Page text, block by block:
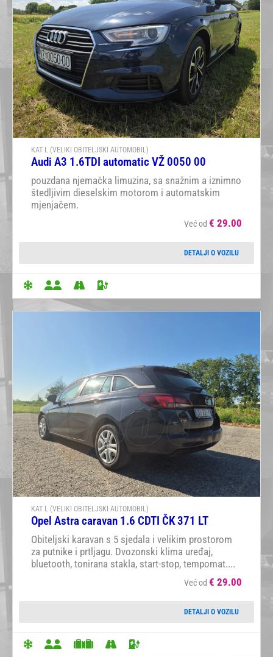
KAT L (VELIKI OBITELJSKI AUTOMOBIL)
Audi A3 1.6TDI automatic VŽ 0050 00
pouzdana njemačka limuzina, sa snažnim a iznimno
štedljivim dieselskim motorom i automatskim
mjenjačem.
Već od € 29.00
DETALJI O VOZILU
KAT L (VELIKI OBITELJSKI AUTOMOBIL)
Opel Astra caravan 1.6 CDTI ČK 371 LT
Obiteljski karavan s 5 sjedala i velikim prostorom
za putnike i prtljagu. Dvozonski klima uređaj,
bluetooth, tonirana stakla, start-stop, tempomat....
Već od € 29.00
DETALJI O VOZILU